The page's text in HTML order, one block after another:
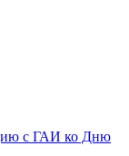
с ГАИ ко Дню